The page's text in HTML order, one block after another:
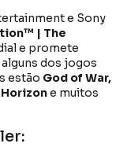
e Sony
| The
e promete
dos jogos
estão God of War,
e muitos